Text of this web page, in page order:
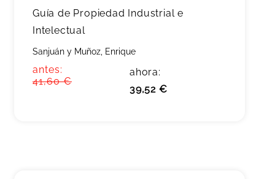
Guía de Propiedad Industrial e
Intelectual
Sanjuán y Muñoz, Enrique
antes:
41,60 €
ahora:
39,52 €